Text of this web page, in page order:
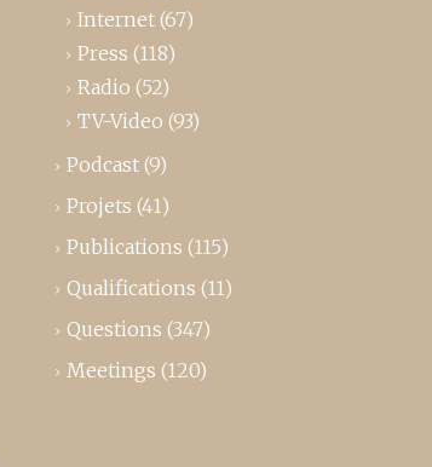
Internet (67)
Press (118)
Radio (52)
TV-Video (93)
Podcast (9)
Projets (41)
Publications (115)
Qualifications (11)
Questions (347)
Meetings (120)